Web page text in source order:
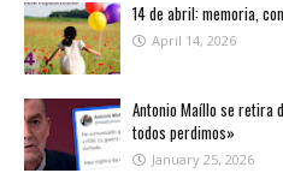
14 de abril: memoria,
April 14, 2026
Antonio Maíllo se retira
todos perdimos»
January 25, 2026